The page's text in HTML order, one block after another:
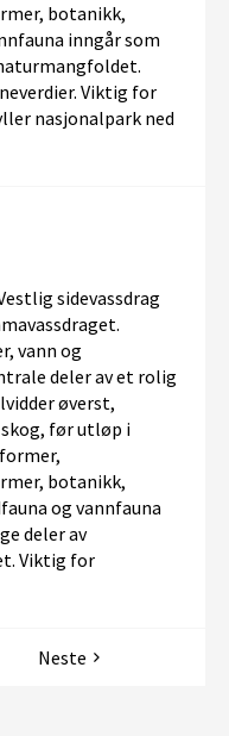
botanikk,
inngår som
Viktig for
nasjonalpark ned
sidevassdrag
vann og
deler av et rolig
øverst,
før utløp i
botanikk,
og vannfauna
deler av
Viktig for
Neste